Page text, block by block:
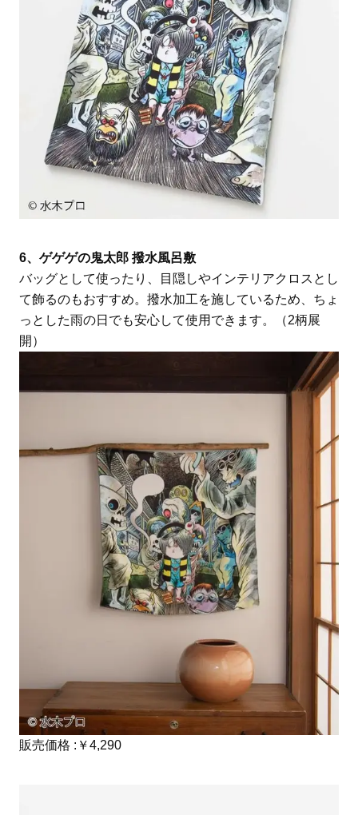
6、ゲゲゲの鬼太郎 撥水風呂敷
バッグとして使ったり、目隠しやインテリアクロスとし
て飾るのもおすすめ。撥水加工を施しているため、ちょ
っとした雨の日でも安心して使用できます。（2柄展
開）
販売価格 :￥4,290